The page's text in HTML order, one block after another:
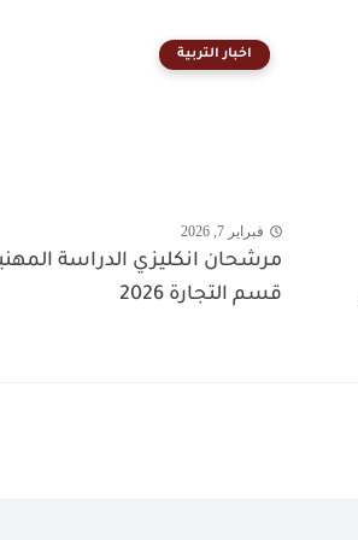
اخبار التربية
فبراير 7, 2026
مرشحان انكليزي الدراسة
قسم التجارة 2026